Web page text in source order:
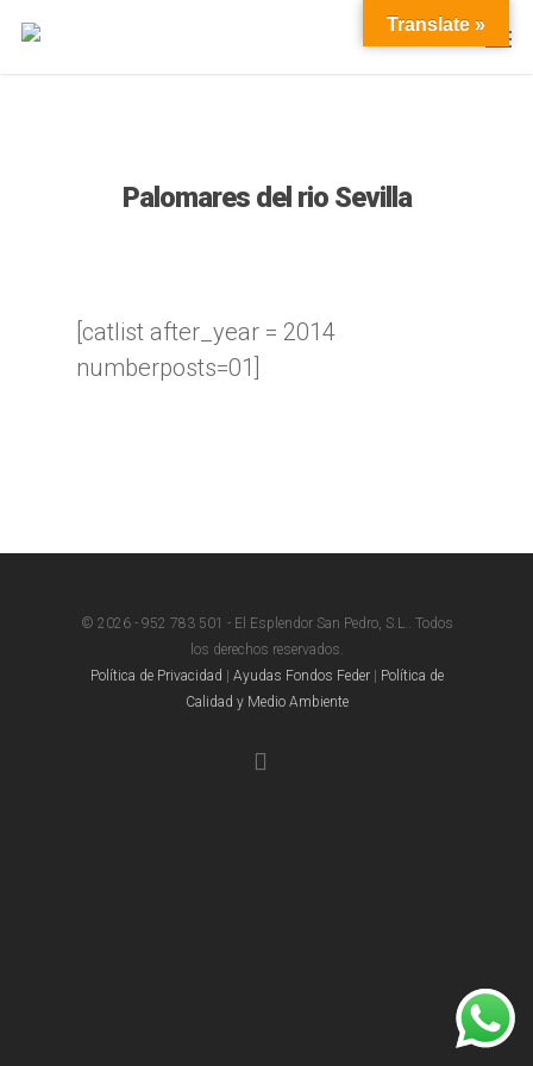
Palomares del rio Sevilla
[catlist after_year = 2014
numberposts=01]
© 2026 - 952 783 501 - El Esplendor San Pedro, S.L.. Todos
los derechos reservados.
Política de Privacidad
Ayudas Fondos Feder|
Política de
Calidad y Medio Ambiente
Translate »